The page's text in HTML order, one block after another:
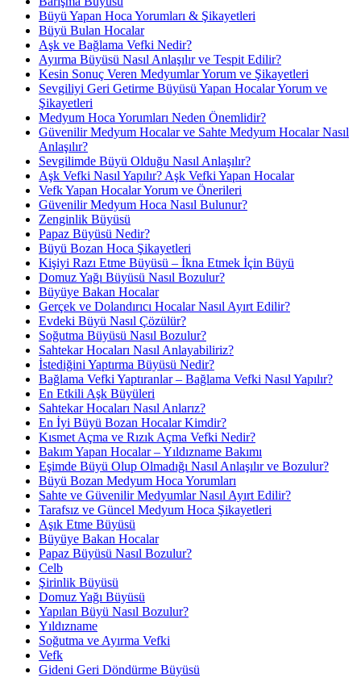
Büyü Yapan Hoca Yorumları & Şikayetleri
Büyü Bulan Hocalar
Aşk ve Bağlama Vefki Nedir?
Ayırma Büyüsü Nasıl Anlaşılır ve Tespit Edilir?
Kesin Sonuç Veren Medyumlar Yorum ve Şikayetleri
Sevgiliyi Geri Getirme Büyüsü Yapan Hocalar Yorum ve
Şikayetleri
Medyum Hoca Yorumları Neden Önemlidir?
Güvenilir Medyum Hocalar ve Sahte Medyum Hocalar Nasıl
Anlaşılır?
Sevgilimde Büyü Olduğu Nasıl Anlaşılır?
Aşk Vefki Nasıl Yapılır? Aşk Vefki Yapan Hocalar
Vefk Yapan Hocalar Yorum ve Önerileri
Güvenilir Medyum Hoca Nasıl Bulunur?
Zenginlik Büyüsü
Papaz Büyüsü Nedir?
Büyü Bozan Hoca Şikayetleri
Kişiyi Razı Etme Büyüsü – İkna Etmek İçin Büyü
Domuz Yağı Büyüsü Nasıl Bozulur?
Büyüye Bakan Hocalar
Gerçek ve Dolandırıcı Hocalar Nasıl Ayırt Edilir?
Evdeki Büyü Nasıl Çözülür?
Soğutma Büyüsü Nasıl Bozulur?
Sahtekar Hocaları Nasıl Anlayabiliriz?
İstediğini Yaptırma Büyüsü Nedir?
Bağlama Vefki Yaptıranlar – Bağlama Vefki Nasıl Yapılır?
En Etkili Aşk Büyüleri
Sahtekar Hocaları Nasıl Anlarız?
En İyi Büyü Bozan Hocalar Kimdir?
Kısmet Açma ve Rızık Açma Vefki Nedir?
Bakım Yapan Hocalar – Yıldızname Bakımı
Eşimde Büyü Olup Olmadığı Nasıl Anlaşılır ve Bozulur?
Büyü Bozan Medyum Hoca Yorumları
Sahte ve Güvenilir Medyumlar Nasıl Ayırt Edilir?
Tarafsız ve Güncel Medyum Hoca Şikayetleri
Aşık Etme Büyüsü
Büyüye Bakan Hocalar
Papaz Büyüsü Nasıl Bozulur?
Celb
Şirinlik Büyüsü
Domuz Yağı Büyüsü
Yapılan Büyü Nasıl Bozulur?
Yıldızname
Soğutma ve Ayırma Vefki
Vefk
Gideni Geri Döndürme Büyüsü